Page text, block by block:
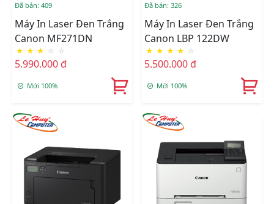
Đã bán: 409
Máy In Laser Đen Trắng
Canon MF271DN
★ ★ ★ ☆ ☆
5.990.000 đ
Mới 100%
Đã bán: 326
Máy In Laser Đen Trắng
Canon LBP 122DW
★ ★ ★ ★ ☆
5.500.000 đ
Mới 100%